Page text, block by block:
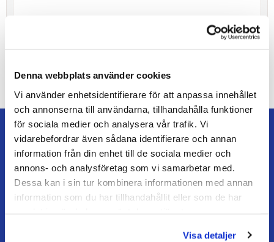
Denna webbplats använder cookies
Vi använder enhetsidentifierare för att anpassa innehållet
och annonserna till användarna, tillhandahålla funktioner
för sociala medier och analysera vår trafik. Vi
vidarebefordrar även sådana identifierare och annan
information från din enhet till de sociala medier och
annons- och analysföretag som vi samarbetar med.
Dessa kan i sin tur kombinera informationen med annan
information som du har tillhandahållit eller som de har
Visa detaljer
TEAM ALUTORP
Din hovslageributik online med stort lager, snabb